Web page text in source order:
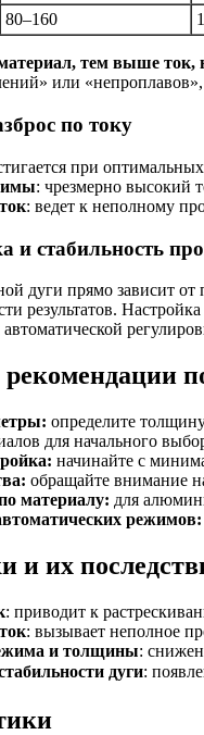
80–160
тем выше ток,
или
по току
при
: чрезмерно высокий
: ведет к неполному
и стабильность
дуги прямо зависит
результатов.
определите
для начального
начинайте с
обращайте внимание
материалу: для
режимов:
и их
: приводит к
: вызывает неполное
и толщины:
дуги: